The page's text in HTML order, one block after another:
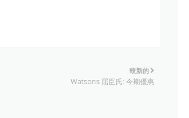
較新的
Watsons 屈臣氏: 今期優惠